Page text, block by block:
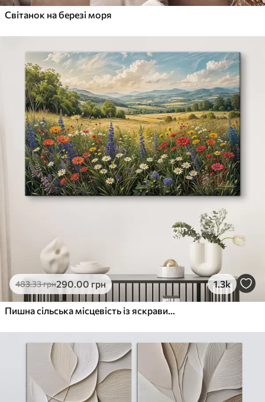
Світанок на березі моря
483.33грн290.00 грн 1.3k
Пишна сільська місцевість із яскравим лугом диких квітів, наповненим різнокольоровими квітами під хмарним небом